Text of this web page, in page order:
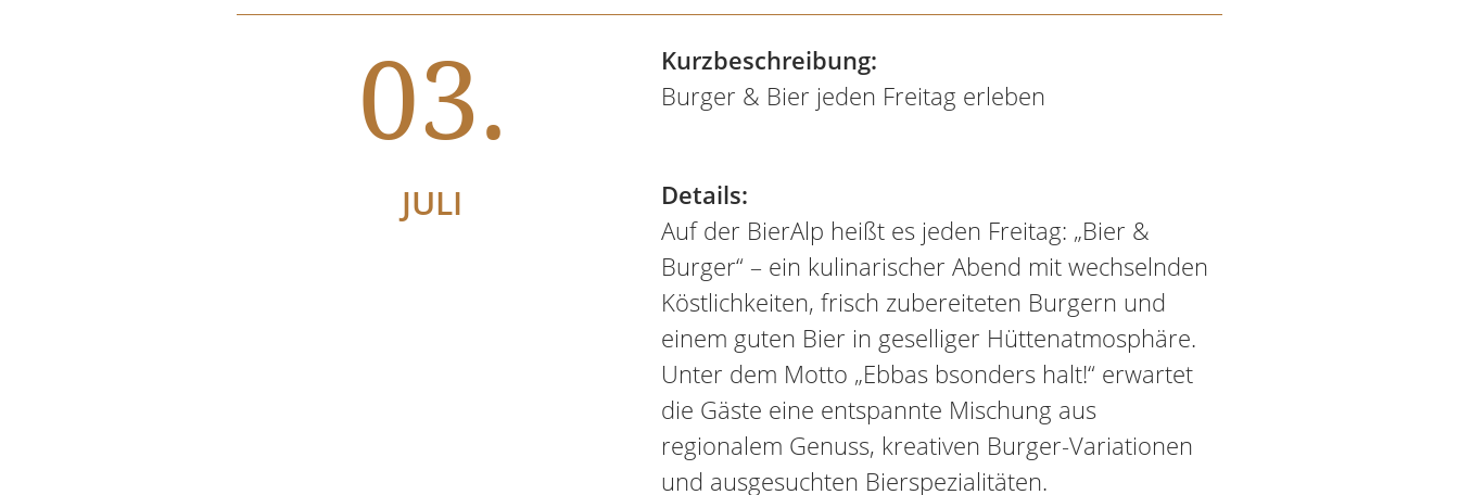
03.
JULI
Kurzbeschreibung:
Burger & Bier jeden Freitag erleben
Details:
Auf der BierAlp heißt es jeden Freitag: „Bier &
Burger“ – ein kulinarischer Abend mit wechselnden
Köstlichkeiten, frisch zubereiteten Burgern und
einem guten Bier in geselliger Hüttenatmosphäre.
Unter dem Motto „Ebbas bsonders halt!“ erwartet
die Gäste eine entspannte Mischung aus
regionalem Genuss, kreativen Burger-Variationen
und ausgesuchten Bierspezialitäten.